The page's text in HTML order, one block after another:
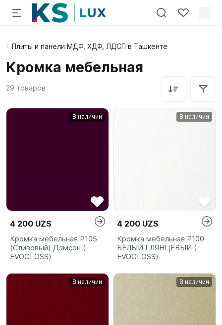
Плиты и панели МДФ, ХДФ, ЛДСП в Ташкенте
Кромка мебельная
29 товаров
В наличии
4 200 UZS
Кромка мебельная P105
(Сливовый) Дэмсон (
EVOGLOSS)
В наличии
4 200 UZS
Кромка мебельная P100
БЕЛЫЙ ГЛЯНЦЕВЫЙ (
EVOGLOSS)
В наличии В наличии